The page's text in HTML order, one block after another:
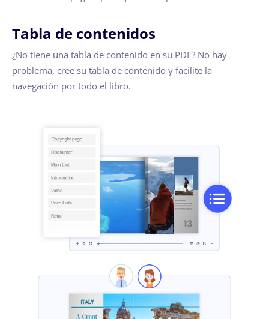
Tabla de contenidos
¿No tiene una tabla de contenido en su PDF? No hay
problema, cree su tabla de contenido y facilite la
navegación por todo el libro.